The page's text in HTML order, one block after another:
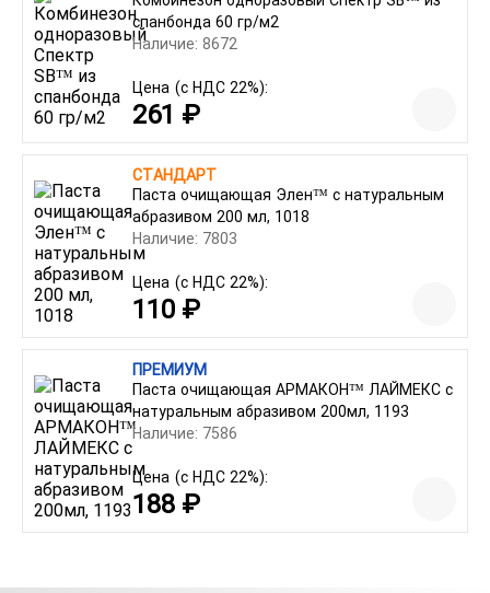
спанбонда 60 гр/м2
Наличие: 8672
Цена (с НДС 22%):
261 ₽
СТАНДАРТ
Паста очищающая Элен™ с натуральным
абразивом 200 мл, 1018
Наличие: 7803
Цена (с НДС 22%):
110 ₽
ПРЕМИУМ
Паста очищающая АРМАКОН™ ЛАЙМЕКС с
натуральным абразивом 200мл, 1193
Наличие: 7586
Цена (с НДС 22%):
188 ₽